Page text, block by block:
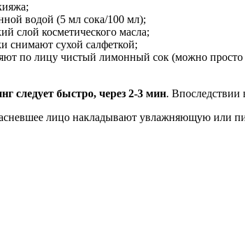
водой (5 мл сока/100 мл);
слой косметического масла;
снимают сухой салфеткой;
по лицу чистый лимонный сок (можно
следует быстро, через 2-3 мин. Впоследствии
лицо накладывают увлажняющую или